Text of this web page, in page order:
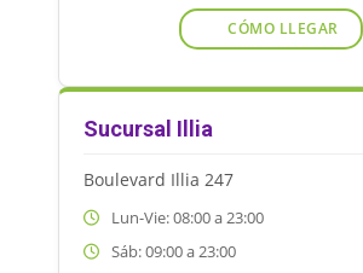
CÓMO LLEGAR
Sucursal Illia
Boulevard Illia 247
Lun-Vie: 08:00 a 23:00
Sáb: 09:00 a 23:00